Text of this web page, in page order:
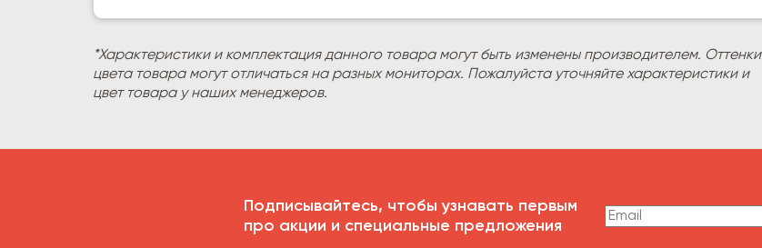
*Характеристики и комплектация данного товара могут быть изменены производителем. Оттенки
цвета товара могут отличаться на разных мониторах. Пожалуйста уточняйте характеристики и
цвет товара у наших менеджеров.
Подписывайтесь, чтобы узнавать первым
про акции и специальные предложения